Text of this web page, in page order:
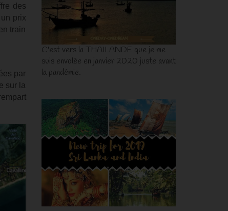
des
prix
train
par
sur la
C'est vers la THAILANDE que je me
suis envolée en janvier 2020 juste avant
la pandémie.